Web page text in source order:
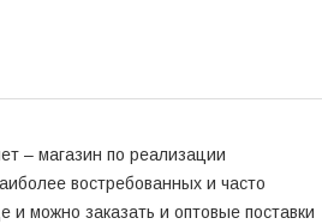
– магазин по реализации
востребованных и часто
можно заказать и оптовые поставки